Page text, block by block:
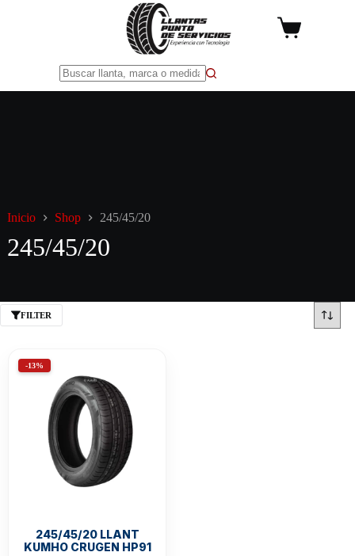
Carro
Inicio Shop 245/45/20
245/45/20
FILTER
-13%
245/45/20 LLANT
KUMHO CRUGEN HP91